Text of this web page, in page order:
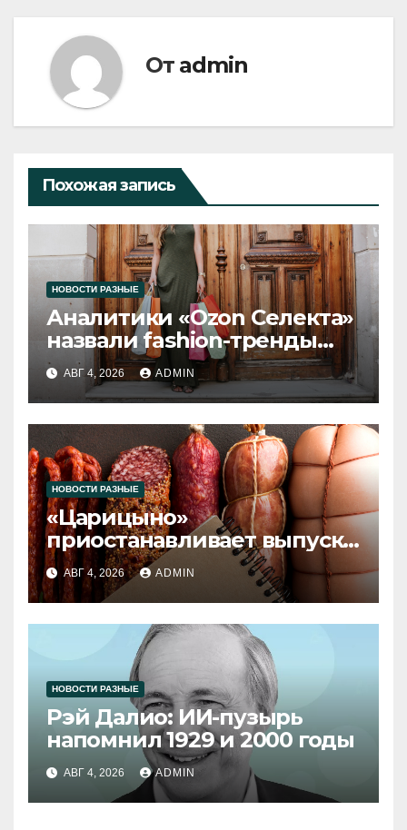
От admin
Похожая запись
НОВОСТИ РАЗНЫЕ
Аналитики «Ozon Селекта»
назвали fashion-тренды
2026 года
АВГ 4, 2026 ADMIN
НОВОСТИ РАЗНЫЕ
«Царицыно»
приостанавливает выпуск
продукции
АВГ 4, 2026 ADMIN
НОВОСТИ РАЗНЫЕ
Рэй Далио: ИИ-пузырь
напомнил 1929 и 2000 годы
АВГ 4, 2026 ADMIN